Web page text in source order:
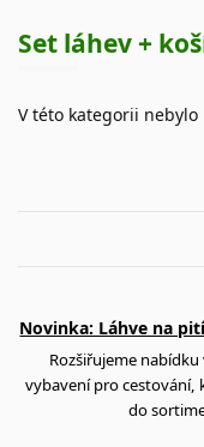
Set láhev +
V této kategorii
Novinka: Láhve na
Rozšiřujeme
vybavení pro cestování,
do